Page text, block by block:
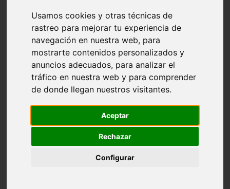
Usamos cookies y otras técnicas de
rastreo para mejorar tu experiencia de
navegación en nuestra web, para
mostrarte contenidos personalizados y
anuncios adecuados, para analizar el
tráfico en nuestra web y para comprender
de donde llegan nuestros visitantes.
Aceptar
Rechazar
Configurar
Madrid - pozuelo-de-alarcón
Teruel - sarrión
Cádiz - algodonales
Illes-balears - inca
Madrid - madrid
Málaga - torremolinos
Asturias - oviedo
Cádiz - el-puerto-de-santa-maría
Asturias - aller
Zaragoza - zaragoza
Valencia - valencia